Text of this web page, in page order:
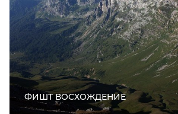
ФИШТ ВОСХОЖДЕНИЕ